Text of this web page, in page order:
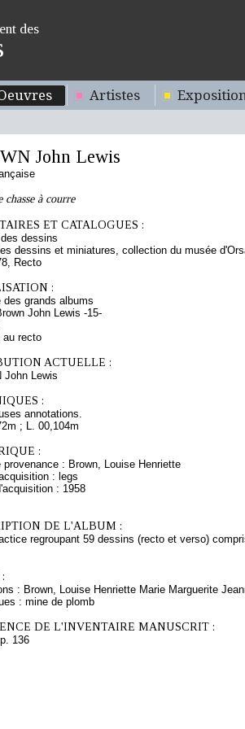
des
Artistes
John Lewis
chasse à courre
ET CATALOGUES :
dessins
dessins et miniatures, collection du musée
Recto
:
des grands albums
John Lewis -15-
au recto
ACTUELLE :
John Lewis
:
annotations.
; L. 00,104m
:
provenance : Brown, Louise Henriette
: legs
: 1958
DE L'ALBUM :
regroupant 59 dessins (recto et verso)
: Brown, Louise Henriette Marie Marguerite
: mine de plomb
DE L'INVENTAIRE MANUSCRIT :
136